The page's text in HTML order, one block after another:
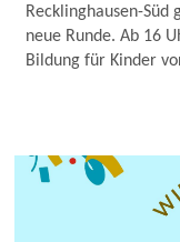
Recklinghausen-
neue Runde. Ab 16
Bildung für Kinder